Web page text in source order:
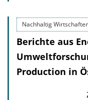
Nachhaltig
Berichte aus
Production in